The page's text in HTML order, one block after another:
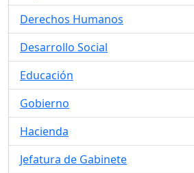
Derechos Humanos
Desarrollo Social
Educación
Gobierno
Hacienda
Jefatura de Gabinete